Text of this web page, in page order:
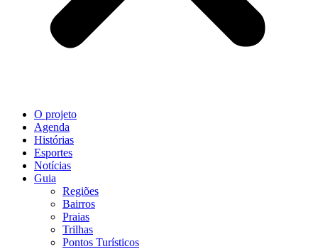
O projeto
Agenda
Histórias
Esportes
Notícias
Guia
Regiões
Bairros
Praias
Trilhas
Pontos Turísticos